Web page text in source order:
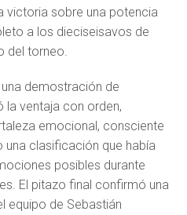
victoria sobre una potencia
a los dieciseisavos de
del torneo.
demostración de
la ventaja con orden,
emocional, consciente
clasificación que había
posibles durante
El pitazo final confirmó una
equipo de Sebastián